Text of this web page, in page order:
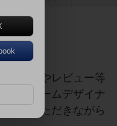
い
説明文やレビュー等
局・ゲームデザイナ
力をいただきながら